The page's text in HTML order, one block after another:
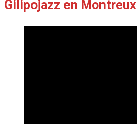
Gilipojazz en Montreux